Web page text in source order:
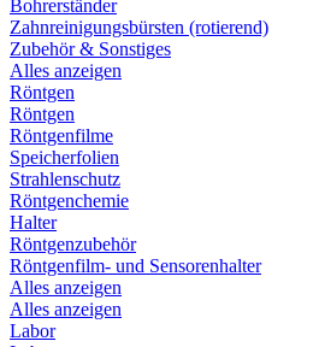
Bohrerständer
Zahnreinigungsbürsten (rotierend)
Zubehör & Sonstiges
Alles anzeigen
Röntgen
Röntgen
Röntgenfilme
Speicherfolien
Strahlenschutz
Röntgenchemie
Halter
Röntgenzubehör
Röntgenfilm- und Sensorenhalter
Alles anzeigen
Alles anzeigen
Labor